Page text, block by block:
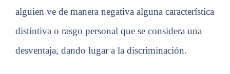
alguien ve de manera negativa alguna característica
distintiva o rasgo personal que se considera una
desventaja, dando lugar a la discriminación.